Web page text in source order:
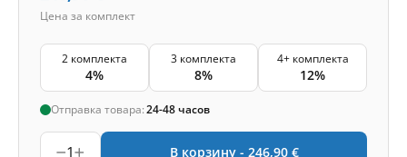
Цена за комплект
2 комплекта
4%
3 комплекта
8%
4+ комплекта
12%
Отправка товара:24-48 часов
1 В корзину - 246,90 €